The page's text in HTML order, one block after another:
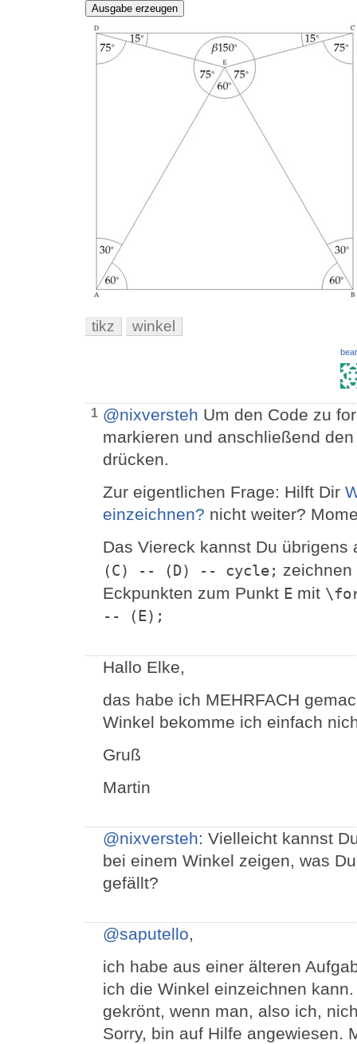
Ausgabe erzeugen
tikz winkel
1 @nixversteh Um den Code zu
markieren und anschließend
drücken.
Zur eigentlichen Frage: Hilft Dir
einzeichnen? nicht weiter?
Das Viereck kannst Du
(C) -- (D) -- cycle; zeichnen
Eckpunkten zum Punkt E mit
-- (E);
Hallo Elke,
das habe ich MEHRFACH
Winkel bekomme ich einfach
Gruß
Martin
@nixversteh: Vielleicht kannst
bei einem Winkel zeigen, was
gefällt?
@saputello,
ich habe aus einer älteren
ich die Winkel einzeichnen
gekrönt, wenn man, also ich,
Sorry, bin auf Hilfe angewiesen.